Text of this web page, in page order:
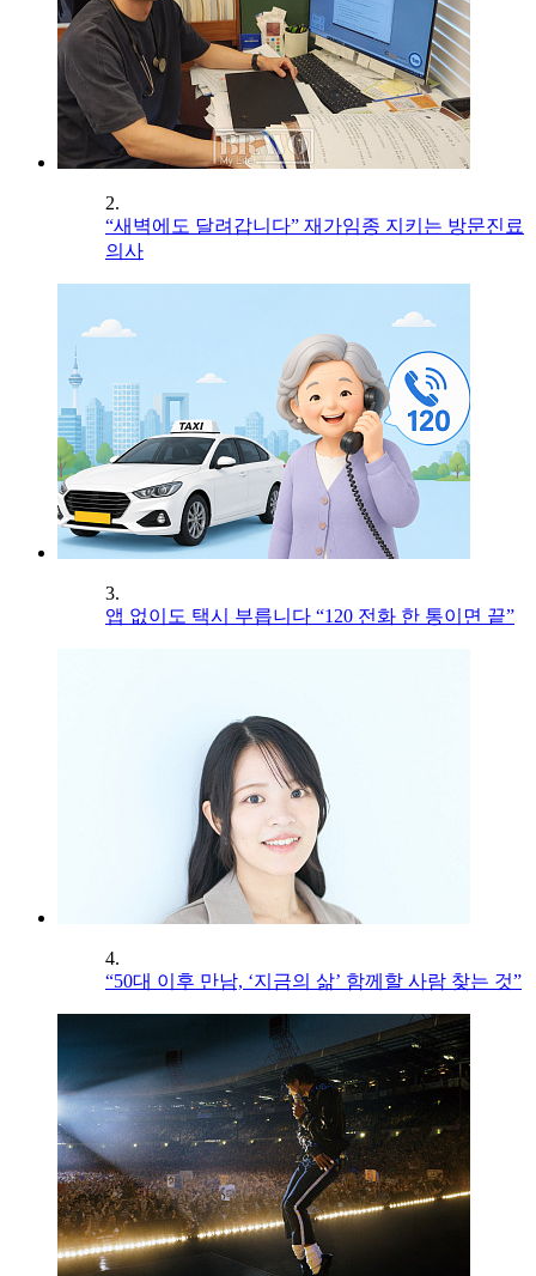
2.
“새벽에도 달려갑니다” 재가임종 지키는 방문진료
의사
3.
앱 없이도 택시 부릅니다 “120 전화 한 통이면 끝”
4.
“50대 이후 만남, ‘지금의 삶’ 함께할 사람 찾는 것”